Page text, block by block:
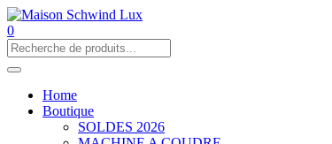
0
Home
Boutique
SOLDES 2026